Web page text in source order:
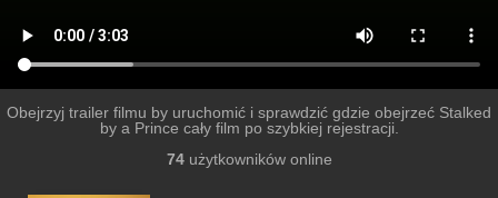
Obejrzyj trailer filmu by uruchomić i sprawdzić gdzie obejrzeć Stalked
by a Prince cały film po szybkiej rejestracji.
74użytkowników online